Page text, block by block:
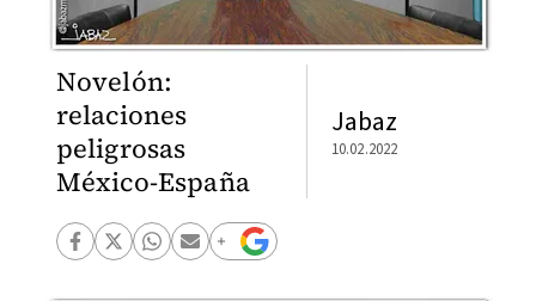
Novelón:
relaciones
peligrosas
México-España
Jabaz
10.02.2022